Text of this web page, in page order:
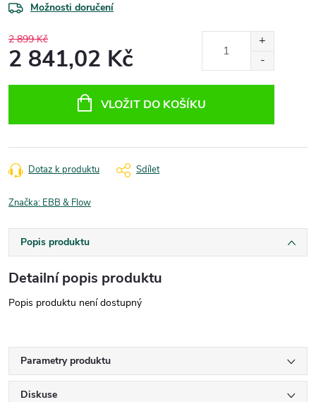
Možnosti doručení
2 899 Kč
2 841,02 Kč
VLOŽIT DO KOŠÍKU
Dotaz k produktu Sdílet
Značka: EBB & Flow
Popis produktu
Detailní popis produktu
Popis produktu není dostupný
Parametry produktu
Diskuse